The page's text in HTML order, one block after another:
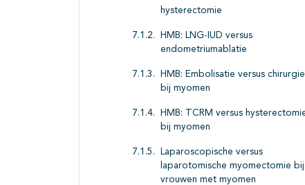
hysterectomie
HMB: LNG-IUD versus
endometriumablatie
HMB: Embolisatie versus chirurgie
bij myomen
HMB: TCRM versus
bij myomen
Laparoscopische versus
laparotomische myomectomie bij
vrouwen met myomen